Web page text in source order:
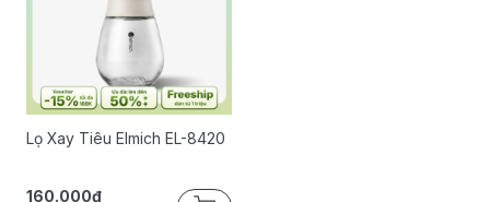
Lọ Xay Tiêu Elmich EL-8420
160.000₫